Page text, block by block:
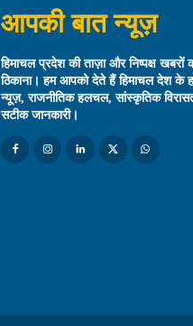
आपकी बात न्यूज़
हिमाचल प्रदेश की ताज़ा और निष्पक्ष खबरों
ठिकाना। हम आपको देते हैं हिमाचल देश के
न्यूज़, राजनीतिक हलचल, सांस्कृतिक
सटीक जानकारी।